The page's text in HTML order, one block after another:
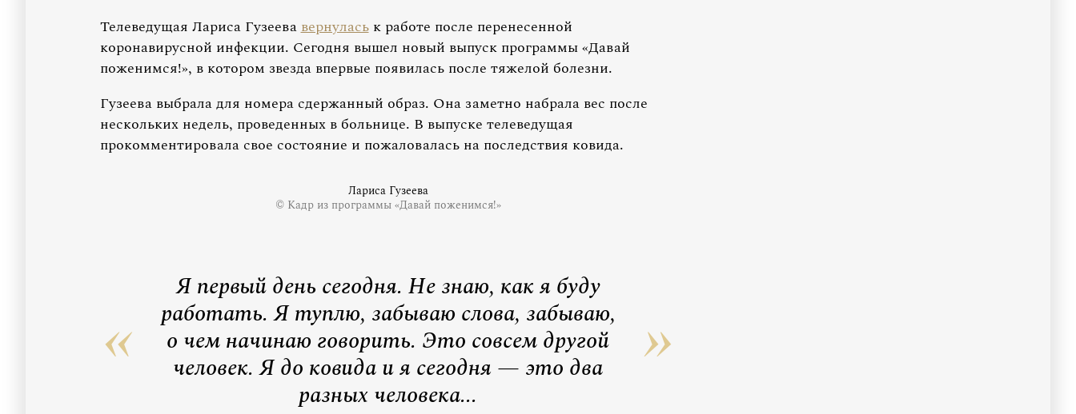
Телеведущая Лариса Гузеевавернуласьк работе после перенесенной
коронавирусной инфекции. Сегодня вышел новый выпуск программы «Давай
поженимся!», в котором звезда впервые появилась после тяжелой болезни.
Гузеева выбрала для номера сдержанный образ. Она заметно набрала вес после
нескольких недель, проведенных в больнице. В выпуске телеведущая
прокомментировала свое состояние и пожаловалась на последствия ковида.
Лариса Гузеева
© Кадр из программы «Давай поженимся!»
Я первый день сегодня. Не знаю, как я буду
работать. Я туплю, забываю слова, забываю,
о чем начинаю говорить. Это совсем другой
человек. Я до ковида и я сегодня — это два
разных человека...